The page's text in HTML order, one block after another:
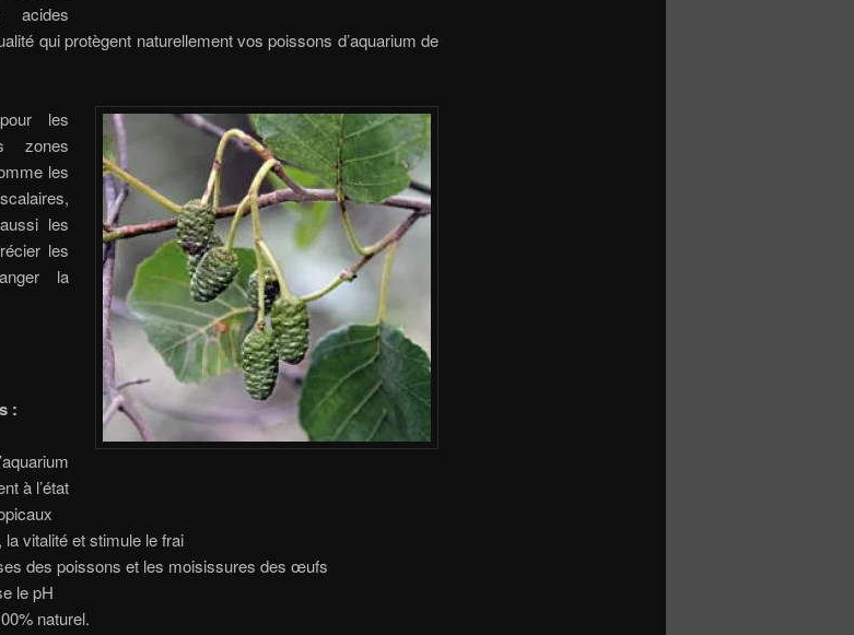
acides
qui protègent naturellement vos poissons d’aquarium de
les
zones
les
les
les
la
:
à l’état
vitalité et stimule le frai
des poissons et les moisissures des œufs
le pH
naturel.